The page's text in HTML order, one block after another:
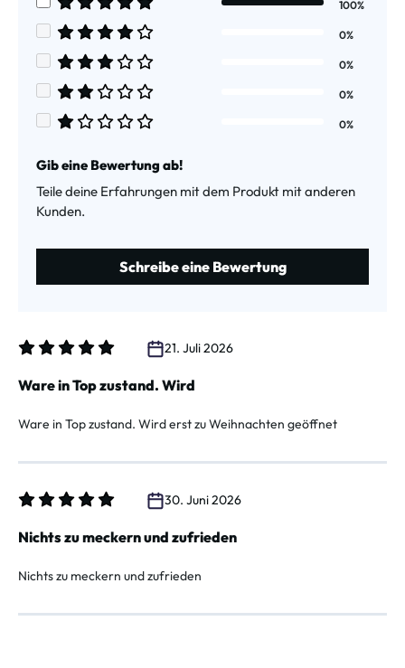
Durchschnittliche Bewertung von 5 von 5 Sternen
100%
Durchschnittliche Bewertung von 4 von 5 Sternen
0%
Durchschnittliche Bewertung von 3 von 5 Sternen
0%
Durchschnittliche Bewertung von 2 von 5 Sternen
0%
0%
Gib eine Bewertung ab!
Teile deine Erfahrungen mit dem Produkt mit anderen
Kunden.
Schreibe eine Bewertung
21. Juli 2026
Ware in Top zustand. Wird
Ware in Top zustand. Wird erst zu Weihnachten geöffnet
30. Juni 2026
Nichts zu meckern und zufrieden
Nichts zu meckern und zufrieden